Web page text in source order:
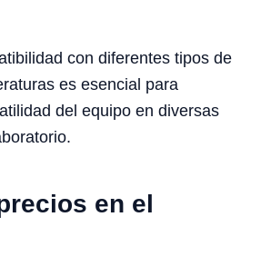
con diferentes tipos de
es esencial para
del equipo en diversas
en el